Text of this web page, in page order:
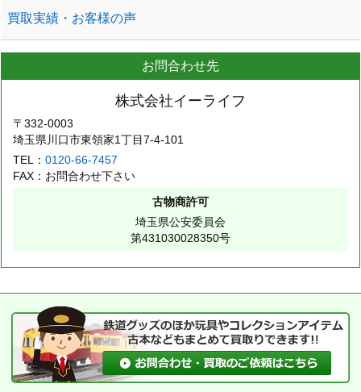
買取実績・お客様の声
お問合わせ先
株式会社イーライフ
〒332-0003
埼玉県川口市東領家1丁目7-4-101
TEL：0120-66-7457
FAX：お問合わせ下さい
古物商許可
埼玉県公安委員会
第431030028350号